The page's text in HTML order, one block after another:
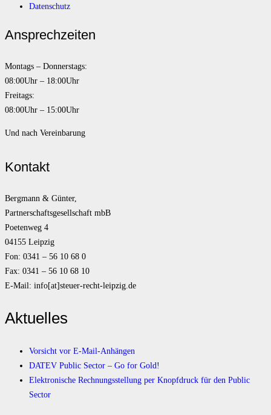
Datenschutz
Ansprechzeiten
Montags – Donnerstags:
08:00Uhr – 18:00Uhr
Freitags:
08:00Uhr – 15:00Uhr
Und nach Vereinbarung
Kontakt
Bergmann & Günter,
Partnerschaftsgesellschaft mbB
Poetenweg 4
04155 Leipzig
Fon: 0341 – 56 10 68 0
Fax: 0341 – 56 10 68 10
E-Mail: info[at]steuer-recht-leipzig.de
Aktuelles
Vorsicht vor E-Mail-Anhängen
DATEV Public Sector – Go for Gold!
Elektronische Rechnungsstellung per Knopfdruck für den Public
Sector